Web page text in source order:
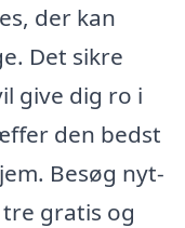
der kan
Det sikre
give dig ro i
den bedst
Besøg nyt-
gratis og